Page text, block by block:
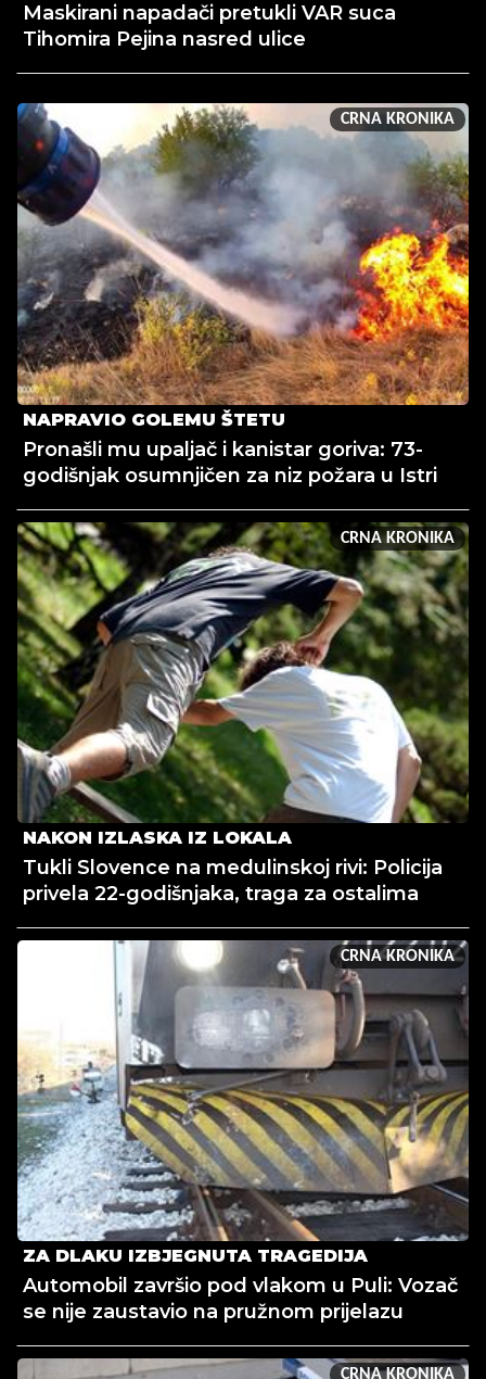
Maskirani napadači pretukli VAR suca
Tihomira Pejina nasred ulice
CRNA KRONIKA
NAPRAVIO GOLEMU ŠTETU
Pronašli mu upaljač i kanistar goriva: 73-
godišnjak osumnjičen za niz požara u Istri
CRNA KRONIKA
NAKON IZLASKA IZ LOKALA
Tukli Slovence na medulinskoj rivi: Policija
privela 22-godišnjaka, traga za ostalima
CRNA KRONIKA
ZA DLAKU IZBJEGNUTA TRAGEDIJA
Automobil završio pod vlakom u Puli: Vozač
se nije zaustavio na pružnom prijelazu
CRNA KRONIKA